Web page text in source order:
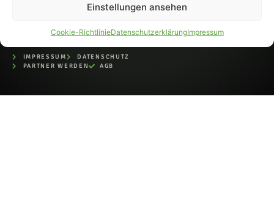
Einstellungen ansehen
Cookie-RichtlinieDatenschutzerklärungImpressum
IMPRESSUM
DATENSCHUTZ
PARTNER WERDEN
AGB